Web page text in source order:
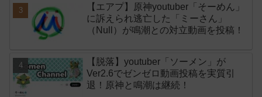
【エアプ】原神youtuber「そーめん」
に訴えられ逃亡した「ミーさん」
（Null）が鳴潮との対立動画を投稿！
【脱落】youtuber「ソーメン」が
Ver2.6でゼンゼロ動画投稿を実質引
退！原神と鳴潮は継続！